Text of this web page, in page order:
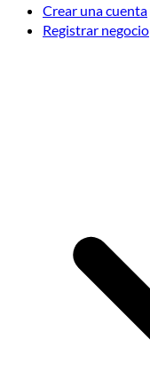
Crear una cuenta
Registrar negocio